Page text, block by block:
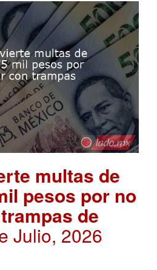
multas de
pesos por no
de
Julio, 2026